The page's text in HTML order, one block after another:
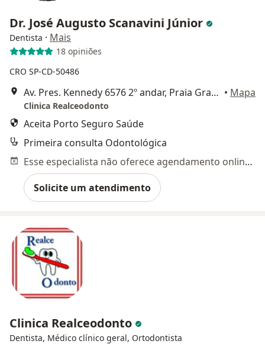
Dr. José Augusto Scanavini Júnior
Dentista · Mais
18 opiniões
CRO SP-CD-50486
Av. Pres. Kennedy 6576 2º andar, Praia Grande • Mapa
Clinica Realceodonto
Aceita Porto Seguro Saúde
Primeira consulta Odontológica
Esse especialista não oferece agendamento online para esse endereço.
Solicite um atendimento
Clinica Realceodonto
Dentista, Médico clínico geral, Ortodontista